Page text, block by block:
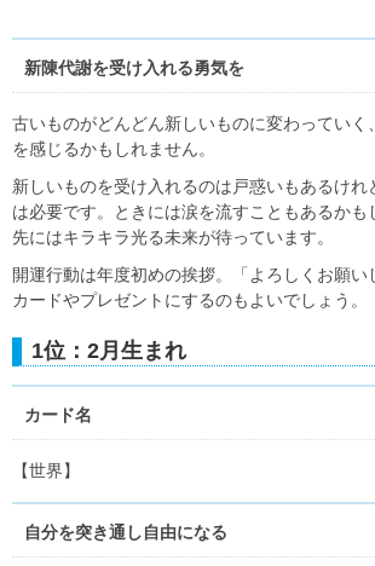
新陳代謝を受け入れる勇気を
古いものがどんどん新しいものに変わっていく
を感じるかもしれません。
新しいものを受け入れるのは戸惑いもあるけれ
は必要です。ときには涙を流すこともあるかも
先にはキラキラ光る未来が待っています。
開運行動は年度初めの挨拶。「よろしくお願い
カードやプレゼントにするのもよいでしょう。
1位：2月生まれ
カード名
【世界】
自分を突き通し自由になる